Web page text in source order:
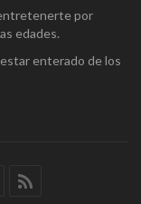
por
edades.
enterado de los